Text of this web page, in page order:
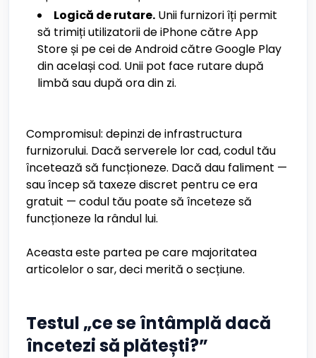
Logică de rutare. Unii furnizori îți permit
să trimiți utilizatorii de iPhone către App
Store și pe cei de Android către Google Play
din același cod. Unii pot face rutare după
limbă sau după ora din zi.
Compromisul: depinzi de infrastructura
furnizorului. Dacă serverele lor cad, codul tău
încetează să funcționeze. Dacă dau faliment —
sau încep să taxeze discret pentru ce era
gratuit — codul tău poate să înceteze să
funcționeze la rândul lui.
Aceasta este partea pe care majoritatea
articolelor o sar, deci merită o secțiune.
Testul „ce se întâmplă dacă
încetezi să plătești?”